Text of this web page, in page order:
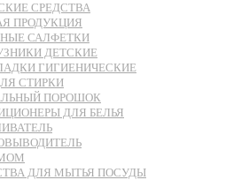
СРЕДСТВА
ПРОДУКЦИЯ
САЛФЕТКИ
ДЕТСКИЕ
ГИГИЕНИЧЕСКИЕ
СТИРКИ
ПОРОШОК
ДЛЯ БЕЛЬЯ
ДЛЯ МЫТЬЯ ПОСУДЫ